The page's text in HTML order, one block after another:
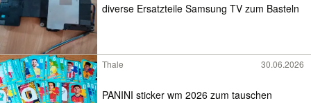
diverse Ersatzteile Samsung TV zum Basteln
Thale 30.06.2026
PANINI sticker wm 2026 zum tauschen